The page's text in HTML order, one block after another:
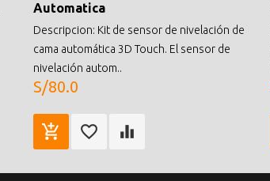
Automatica
Descripcion: Kit de sensor de nivelación de
cama automática 3D Touch. El sensor de
nivelación autom..
S/80.0